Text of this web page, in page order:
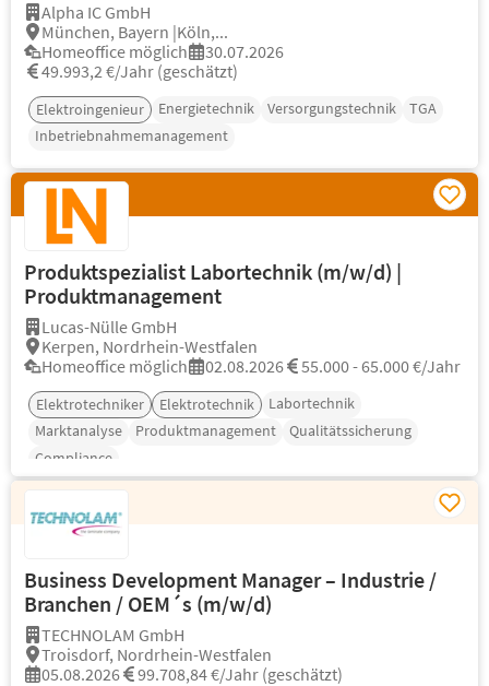
Alpha IC GmbH
München, Bayern |Köln,...
Homeoffice möglich
30.07.2026
49.993,2 €/Jahr (geschätzt)
Elektroingenieur Energietechnik Versorgungstechnik
TGA
Inbetriebnahmemanagement
Produktspezialist Labortechnik (m/w/d) |
Produktmanagement
Lucas-Nülle GmbH
Kerpen, Nordrhein-Westfalen
Homeoffice möglich
02.08.2026 55.000 - 65.000 €/Jahr
Elektrotechniker Elektrotechnik
Labortechnik
Marktanalyse
Produktmanagement
Qualitätssicherung
Compliance
Business Development Manager – Industrie /
Branchen / OEM´s (m/w/d)
TECHNOLAM GmbH
Troisdorf, Nordrhein-Westfalen
05.08.2026
99.708,84 €/Jahr (geschätzt)